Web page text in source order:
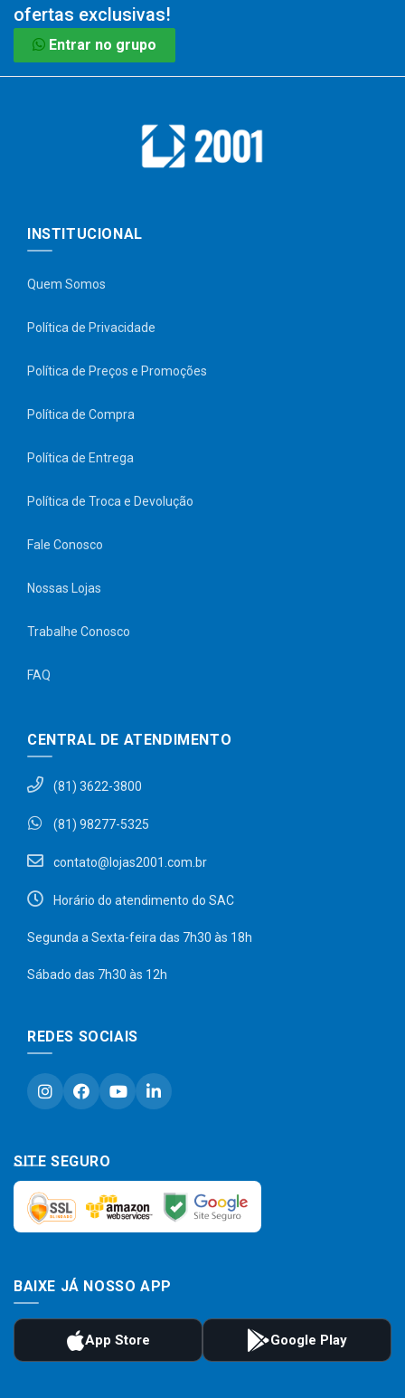
ofertas exclusivas!
Entrar no grupo
INSTITUCIONAL
Quem Somos
Política de Privacidade
Política de Preços e Promoções
Política de Compra
Política de Entrega
Política de Troca e Devolução
Fale Conosco
Nossas Lojas
Trabalhe Conosco
FAQ
CENTRAL DE ATENDIMENTO
(81) 3622-3800
(81) 98277-5325
contato@lojas2001.com.br
Horário do atendimento do SAC
Segunda a Sexta-feira das 7h30 às 18h
Sábado das 7h30 às 12h
REDES SOCIAIS
SITE SEGURO
BAIXE JÁ NOSSO APP